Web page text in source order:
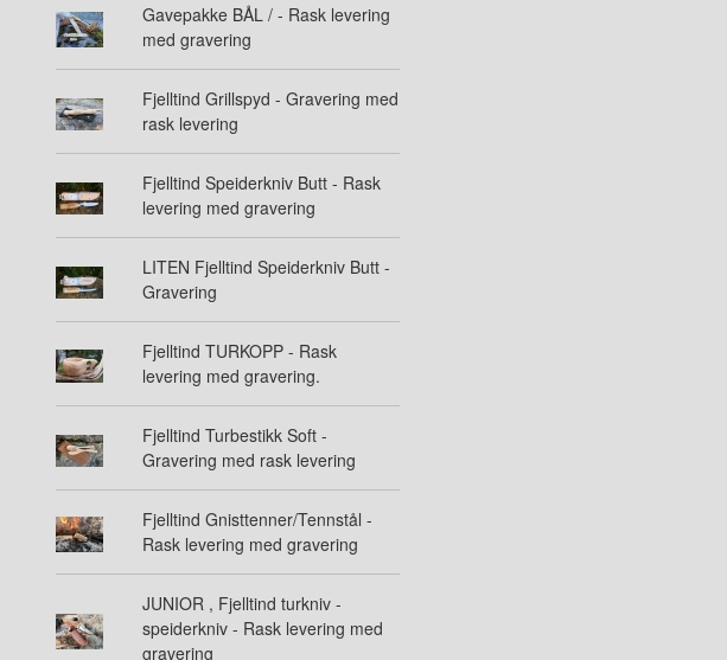
Gavepakke BÅL / - Rask levering
med gravering
Fjelltind Grillspyd - Gravering med
rask levering
Fjelltind Speiderkniv Butt - Rask
levering med gravering
LITEN Fjelltind Speiderkniv Butt -
Gravering
Fjelltind TURKOPP - Rask
levering med gravering.
Fjelltind Turbestikk Soft -
Gravering med rask levering
Fjelltind Gnisttenner/Tennstål -
Rask levering med gravering
JUNIOR , Fjelltind turkniv -
speiderkniv - Rask levering med
gravering